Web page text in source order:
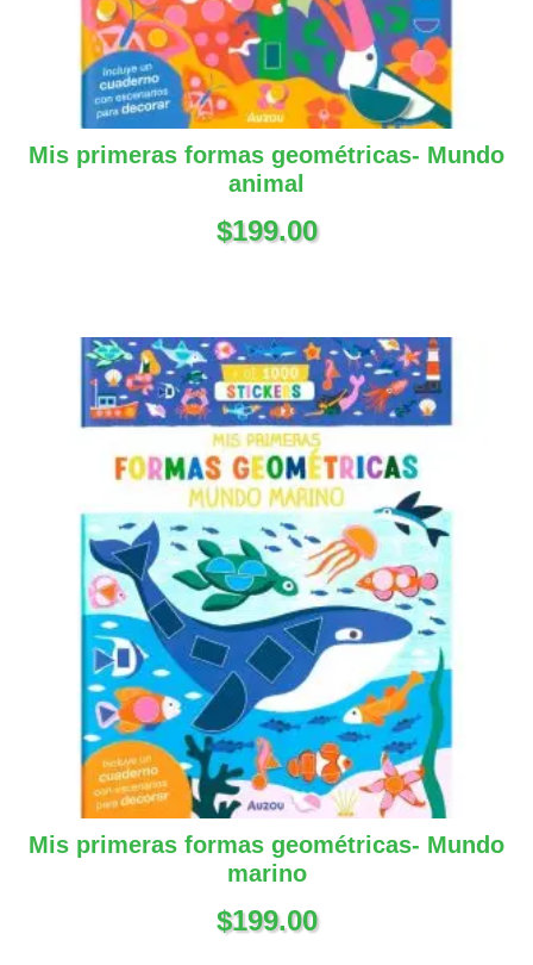
Mis primeras formas geométricas- Mundo
animal
$199.00
Mis primeras formas geométricas- Mundo
marino
$199.00